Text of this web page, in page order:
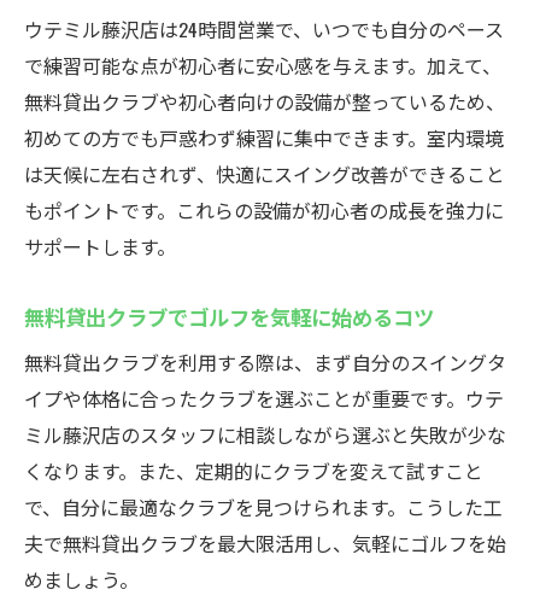
ウテミル藤沢店は24時間営業で、いつでも自分のペース
で練習可能な点が初心者に安心感を与えます。加えて、
無料貸出クラブや初心者向けの設備が整っているため、
初めての方でも戸惑わず練習に集中できます。室内環境
は天候に左右されず、快適にスイング改善ができること
もポイントです。これらの設備が初心者の成長を強力に
サポートします。
無料貸出クラブでゴルフを気軽に始めるコツ
無料貸出クラブを利用する際は、まず自分のスイングタ
イプや体格に合ったクラブを選ぶことが重要です。ウテ
ミル藤沢店のスタッフに相談しながら選ぶと失敗が少な
くなります。また、定期的にクラブを変えて試すこと
で、自分に最適なクラブを見つけられます。こうした工
夫で無料貸出クラブを最大限活用し、気軽にゴルフを始
めましょう。